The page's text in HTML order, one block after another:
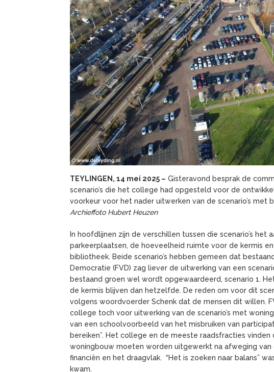
TEYLINGEN, 14 mei 2025 – Gisteravond besprak de
scenario’s die het college had opgesteld voor de
voorkeur voor het nader uitwerken van de scenario’s met
Archieffoto Hubert Heuzen
In hoofdlijnen zijn de verschillen tussen die scenario’s het
parkeerplaatsen, de hoeveelheid ruimte voor de kermis
bibliotheek. Beide scenario’s hebben gemeen dat
Democratie (FVD) zag liever de uitwerking van een
bestaand groen wel wordt opgewaardeerd, scenario 1.
de kermis blijven dan hetzelfde. De reden om voor dit
volgens woordvoerder Schenk dat de mensen dit willen.
college toch voor uitwerking van de scenario’s met
van een schoolvoorbeeld van het misbruiken van
bereiken”. Het college en de meeste raadsfracties
woningbouw moeten worden uitgewerkt na afweging
financiën en het draagvlak. “Het is zoeken naar balans”
kwam.